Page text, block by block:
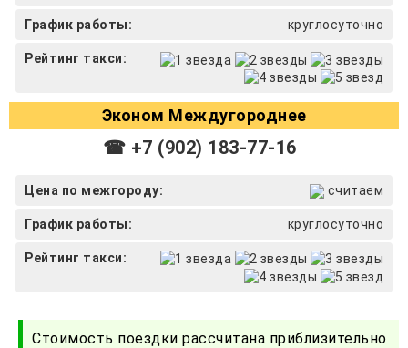
График работы: круглосуточно
Рейтинг такси:
Эконом Междугороднее
☎ +7 (902) 183-77-16
Цена по межгороду: считаем
График работы: круглосуточно
Рейтинг такси:
Стоимость поездки рассчитана приблизительно